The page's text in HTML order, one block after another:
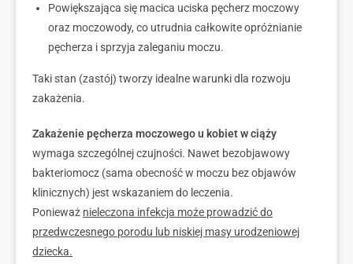
Powiększająca się macica uciska pęcherz moczowy
oraz moczowody, co utrudnia całkowite opróżnianie
pęcherza i sprzyja zaleganiu moczu.
Taki stan (zastój) tworzy idealne warunki dla rozwoju
zakażenia.
Zakażenie pęcherza moczowego u kobiet w ciąży
wymaga szczególnej czujności. Nawet bezobjawowy
bakteriomocz (sama obecność w moczu bez objawów
klinicznych) jest wskazaniem do leczenia.
Ponieważ nieleczona infekcja może prowadzić do
przedwczesnego porodu lub niskiej masy urodzeniowej
dziecka.